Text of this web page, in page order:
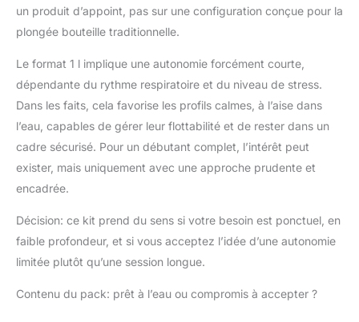
Avec une capacité de 1
litres et une pression de
plongée délivre environ 75
respirations sous l’eau
(testé à 5 mètres de
profondeur). La profondeur
de plongée régulière est de
16ft, et ne peut atteindre les
100ft que lorsqu'il est utilisé
travail est de 3000 psi/200
des compresseurs d'air et
un adaptateur de plongée
Haute Qualité: Conforme à
un produit d’appoint, pas sur une configuration conçue pour la
plongée bouteille traditionnelle.
Le format 1 l implique une autonomie forcément courte,
dépendante du rythme respiratoire et du niveau de stress.
Dans les faits, cela favorise les profils calmes, à l’aise dans
l’eau, capables de gérer leur flottabilité et de rester dans un
cadre sécurisé. Pour un débutant complet, l’intérêt peut
exister, mais uniquement avec une approche prudente et
encadrée.
Décision: ce kit prend du sens si votre besoin est ponctuel, en
faible profondeur, et si vous acceptez l’idée d’une autonomie
limitée plutôt qu’une session longue.
Contenu du pack: prêt à l’eau ou compromis à accepter ?